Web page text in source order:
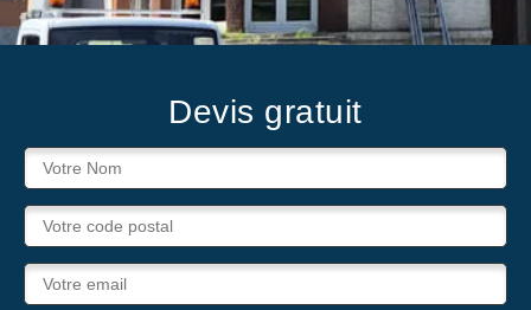
Devis gratuit